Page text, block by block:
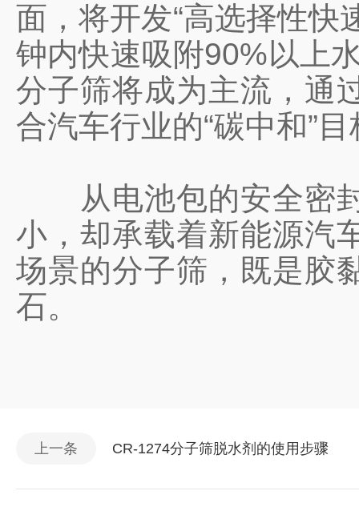
面，将开发“高选择性快
钟内快速吸附90%以上
分子筛将成为主流，通
合汽车行业的“碳中和”
从电池包的安全密封
小，却承载着新能源汽
场景的分子筛，既是胶
石。
上一条 CR-1274分子筛脱水剂的使用步骤